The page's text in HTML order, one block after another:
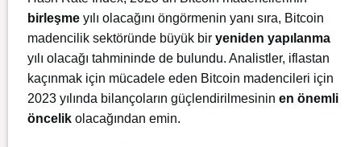
birleşme yılı olacağını öngörmenin yanı sıra, Bitcoin
madencilik sektöründe büyük bir yeniden yapılanma
yılı olacağı tahmininde de bulundu. Analistler, iflastan
kaçınmak için mücadele eden Bitcoin madencileri için
2023 yılında bilançoların güçlendirilmesinin en önemli
öncelik olacağından emin.